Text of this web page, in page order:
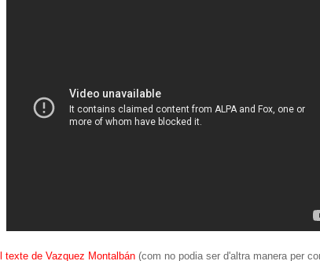
texte de Vazquez Montalbán (com no podia ser d'altra manera per